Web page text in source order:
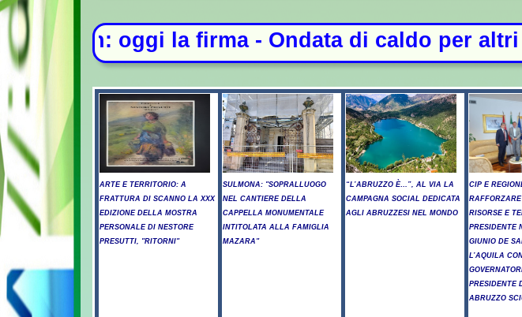
- Ondata di caldo per altri 10 giorni: oggi
ARTE E TERRITORIO: A
FRATTURA DI SCANNO LA XXX
EDIZIONE DELLA MOSTRA
PERSONALE DI NESTORE
PRESUTTI, "RITORNI"
SULMONA: "SOPRALLUOGO
NEL CANTIERE DELLA
CAPPELLA MONUMENTALE
INTITOLATA ALLA FAMIGLIA
MAZARA"
“L’ABRUZZO È…”, AL VIA LA
CAMPAGNA SOCIAL DEDICATA
AGLI ABRUZZESI NEL MONDO
CIP E
RISORSE E
PRESIDENTE
GIUNIO DE
L’AQUILA
PRESIDENTE
ABRUZZO